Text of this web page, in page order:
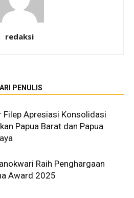
redaksi
PENULIS
Filep Apresiasi Konsolidasi
Papua Barat dan Papua
Raih Penghargaan
Award 2025